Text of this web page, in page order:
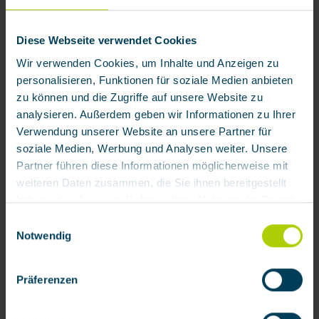
Diese Webseite verwendet Cookies
Wir verwenden Cookies, um Inhalte und Anzeigen zu
personalisieren, Funktionen für soziale Medien anbieten
zu können und die Zugriffe auf unsere Website zu
analysieren. Außerdem geben wir Informationen zu Ihrer
Verwendung unserer Website an unsere Partner für
soziale Medien, Werbung und Analysen weiter. Unsere
Partner führen diese Informationen möglicherweise mit
weiteren Daten zusammen, die Sie ihnen bereitgestellt
haben oder die sie im Rahmen Ihrer Nutzung der Dienste
Mit Klick auf „[Zustimmen / Alles akzeptieren / etc.]“
erteilen Sie Ihre Einwilligung auch in die Weitergabe über
Ihr Verhalten in unserem Shop an unseren Partner, die
Notwendig
Präferenzen
72,70 € / Stück
Produktnummer: